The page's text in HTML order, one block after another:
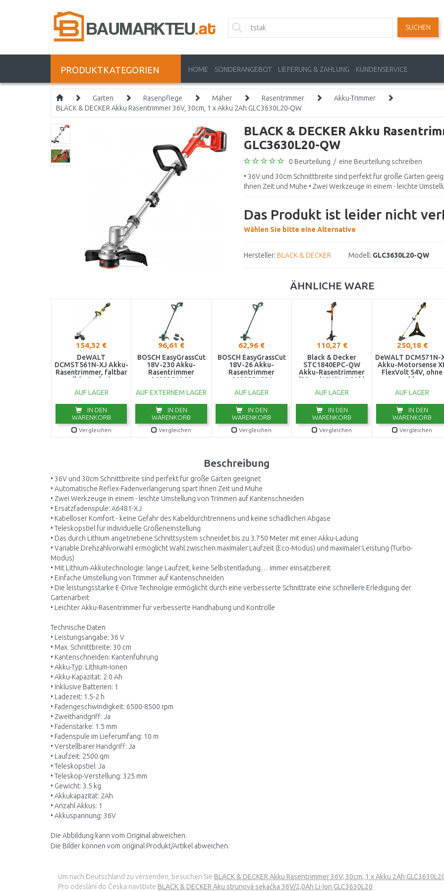
SUCHEN
PRODUKTKATEGORIEN HOME SONDERANGEBOT LIEFERUNG & ZAHLUNG KUNDENSERVICE
Garten Rasenpflege Mäher Rasentrimmer
Akku-Trimmer
BLACK & DECKER Akku Rasentrimmer 36V, 30cm, 1 x Akku 2Ah GLC3630L20-QW
BLACK & DECKER Akku
GLC3630L20-QW
0 Beurteilung / eine Beurteilung schreiben
• 36V und 30cm Schnittbreite sind perfekt für große Gärten
Ihnen Zeit und Mühe • Zwei Werkzeuge in einem - leichte
Das Produkt ist leider nicht
Wählen Sie bitte eine Alternative
Hersteller: BLACK & DECKER Modell: GLC3630L20-QW
ÄHNLICHE WARE
154,32 €
DeWALT
DCMST561N-XJ Akku-
Rasentrimmer, faltbar
(bürstenlos)
AUF LAGER
IN DEN
WARENKORB
Vergleichen
96,61 €
BOSCH EasyGrassCut
18V-230 Akku-
Rasentrimmer
06008C1A03
AUF EXTERNEM LAGER
IN DEN
WARENKORB
Vergleichen
62,96 €
BOSCH EasyGrassCut
18V-26 Akku-
Rasentrimmer
06008C1C04
AUF LAGER
IN DEN
WARENKORB
Vergleichen
110,27 €
Black & Decker
STC1840EPC-QW
Akku-Rasentrimmer
(30cm/18V/1x4,0Ah)
AUF LAGER
IN DEN
WARENKORB
Vergleichen
250,18 €
DeWALT DCM571N-
Akku-Motorsense
FlexVolt 54V, ohne
akku
AUF LAGER
IN DEN
WARENKORB
Vergleichen
Beschreibung
• 36V und 30cm Schnittbreite sind perfekt für große Gärten geeignet
• Automatische Reflex-Fadenverlängerung spart Ihnen Zeit und Mühe
• Zwei Werkzeuge in einem - leichte Umstellung von Trimmen auf Kantenschneiden
• Ersatzfadenspule: A6481-XJ
• Kabelloser Komfort - keine Gefahr des Kabeldurchtrennens und keine schädlichen Abgase
• Teleskopstiel für individuelle Größeneinstellung
• Das durch Lithium angetriebene Schnittsystem schneidet bis zu 3.750 Meter mit einer Akku-Ladung
• Variable Drehzahlvorwahl ermöglicht Wahl zwischen maximaler Laufzeit (Eco-Modus) und maximaler Leistung (Turbo-
Modus)
• Mit Lithium-Akkutechnologie: lange Laufzeit, keine Selbstentladung… immer einsatzbereit
• Einfache Umstellung von Trimmer auf Kantenschneiden
• Die leistungsstarke E-Drive Technolgie ermöglicht durch eine verbesserte Schnittrate eine schnellere Erledigung der
Gartenarbeit
• Leichter Akku-Rasentrimmer für verbesserte Handhabung und Kontrolle
Technische Daten
• Leistungsangabe: 36 V
• Max. Schnittbreite: 30 cm
• Kantenschneiden: Kantenführung
• Akku-Typ: Lithium-Ionen
• Akku-Kapazität: 2.0 Ah
• Inklusive Batterien: 1
• Ladezeit: 1.5-2 h
• Fadengeschwindigkeit: 6500-8500 rpm
• Zweithandgriff: Ja
• Fadenstärke: 1.5 mm
• Fadenspule im Lieferumfang: 10 m
• Verstellbarer Handgriff: Ja
• Laufzeit: 2500 qm
• Teleskopstiel: Ja
• Teleskop-Verstellung: 325 mm
• Gewicht: 3.5 kg
• Akkukapazität: 2Ah
• Anzahl Akkus: 1
• Akkuspannung: 36V
Die Abbildung kann vom Original abweichen.
Die Bilder können vom original Produkt/Artikel abweichen.
Um nach Deutschland zu versenden, besuchen Sie BLACK & DECKER Akku Rasentrimmer 36V, 30cm, 1 x Akku 2Ah
Pro odeslání do Česka navštivte BLACK & DECKER Aku strunová sekačka 36V/2,0Ah Li-Ion GLC3630L20